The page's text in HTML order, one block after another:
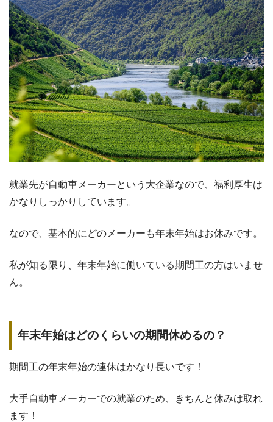
就業先が自動車メーカーという大企業なので、福利厚生は
かなりしっかりしています。
なので、基本的にどのメーカーも年末年始はお休みです。
私が知る限り、年末年始に働いている期間工の方はいませ
ん。
年末年始はどのくらいの期間休めるの？
期間工の年末年始の連休はかなり長いです！
大手自動車メーカーでの就業のため、きちんと休みは取れ
ます！